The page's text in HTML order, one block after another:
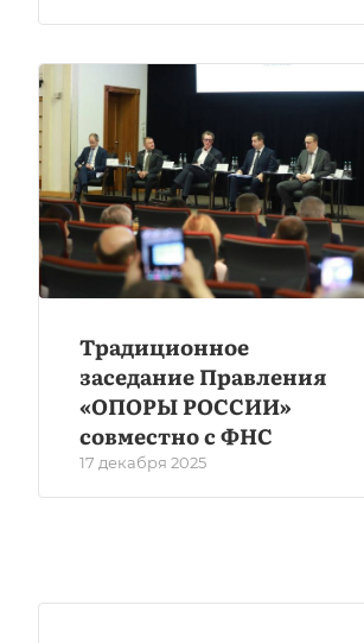
Традиционное
заседание Правления
«ОПОРЫ РОССИИ»
совместно с ФНС
17 декабря 2025